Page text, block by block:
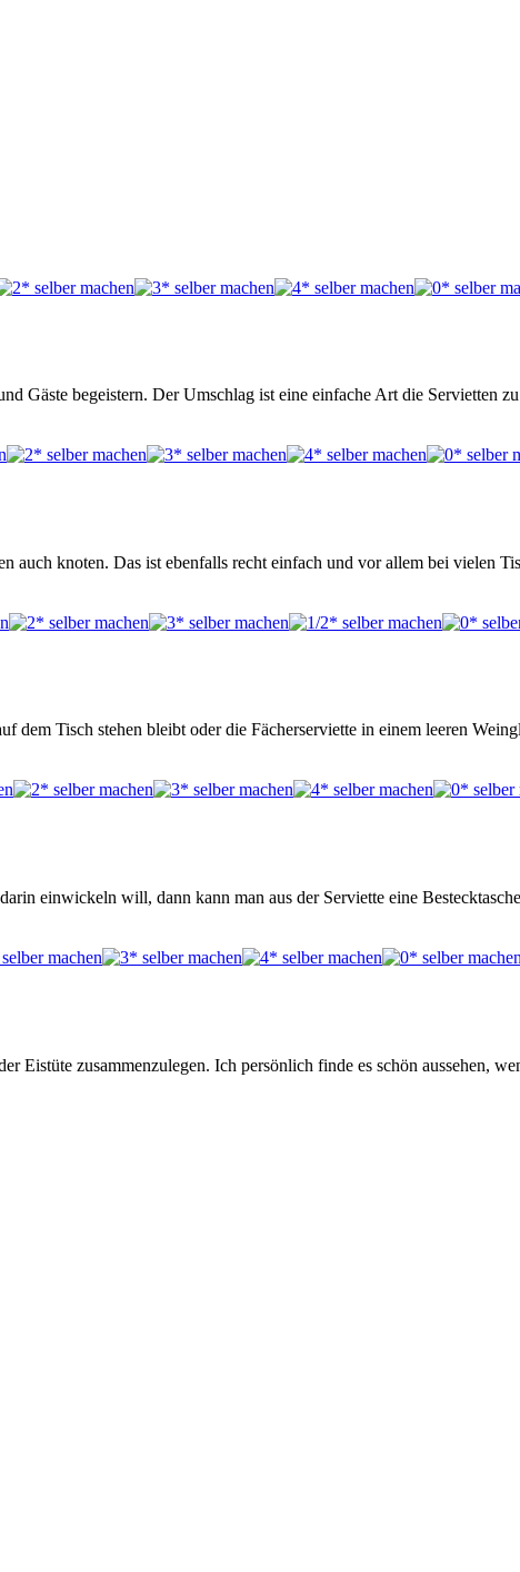
Gäste begeistern. Der Umschlag ist eine einfache Art die Servietten
auch knoten. Das ist ebenfalls recht einfach und vor allem bei vielen
dem Tisch stehen bleibt oder die Fächerserviette in einem leeren
einwickeln will, dann kann man aus der Serviette eine
Eistüte zusammenzulegen. Ich persönlich finde es schön aussehen,